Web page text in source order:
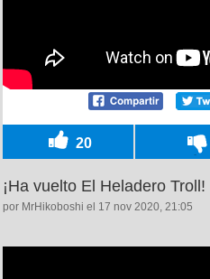
20
¡Ha vuelto El Heladero Troll!
por MrHikoboshi el 17 nov 2020, 21:05